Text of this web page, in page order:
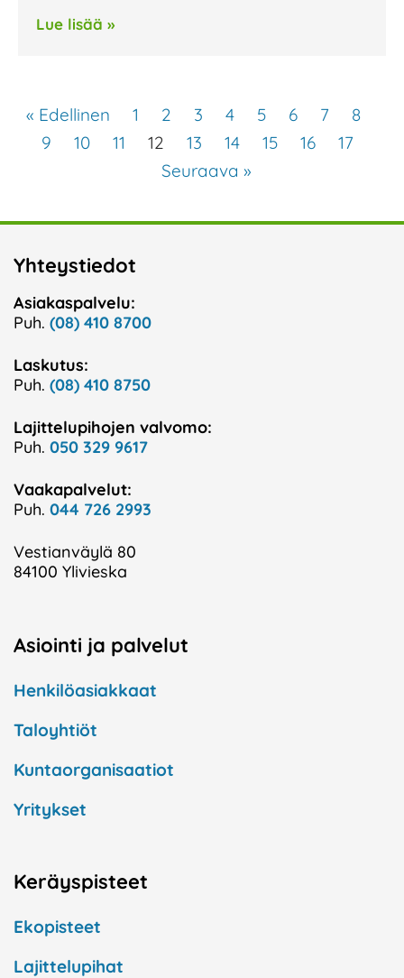
Lue lisää »
« Edellinen 1 2 3 4 5 6 7
8
9
10 11 12 13 14 15 16
17
Seuraava »
Yhteystiedot
Asiakaspalvelu:
Puh. (08) 410 8700
Laskutus:
Puh. (08) 410 8750
Lajittelupihojen valvomo:
Puh. 050 329 9617
Vaakapalvelut:
Puh. 044 726 2993
Vestianväylä 80
84100 Ylivieska
Asiointi ja palvelut
Henkilöasiakkaat
Taloyhtiöt
Kuntaorganisaatiot
Yritykset
Keräyspisteet
Ekopisteet
Lajittelupihat